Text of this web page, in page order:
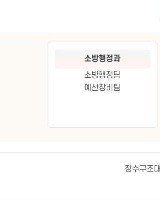
소방행정과
소방행정팀
예산장비팀
장수구조대